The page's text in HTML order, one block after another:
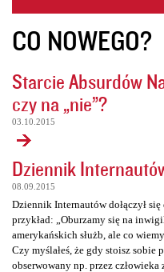
CO NOWEGO?
Starcie Absurdów
czy na „nie”?
03.10.2015
Dziennik
08.09.2015
Dziennik Internautów dołączył
przykład: „Oburzamy się na
amerykańskich służb, ale co
Czy myślałeś, że gdy stoisz sobie
obserwowany np. przez